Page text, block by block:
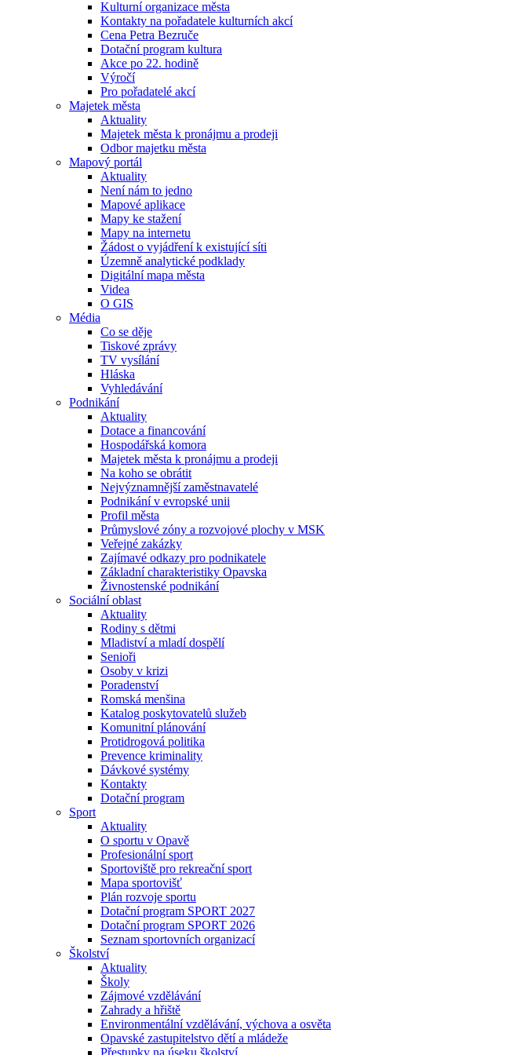
Kulturní organizace města
Kontakty na pořadatele kulturních akcí
Cena Petra Bezruče
Dotační program kultura
Akce po 22. hodině
Výročí
Pro pořadatelé akcí
Majetek města
Aktuality
Majetek města k pronájmu a prodeji
Odbor majetku města
Mapový portál
Aktuality
Není nám to jedno
Mapové aplikace
Mapy ke stažení
Mapy na internetu
Žádost o vyjádření k existující síti
Územně analytické podklady
Digitální mapa města
Videa
O GIS
Média
Co se děje
Tiskové zprávy
TV vysílání
Hláska
Vyhledávání
Podnikání
Aktuality
Dotace a financování
Hospodářská komora
Majetek města k pronájmu a prodeji
Na koho se obrátit
Nejvýznamnější zaměstnavatelé
Podnikání v evropské unii
Profil města
Průmyslové zóny a rozvojové plochy v MSK
Veřejné zakázky
Zajímavé odkazy pro podnikatele
Základní charakteristiky Opavska
Živnostenské podnikání
Sociální oblast
Aktuality
Rodiny s dětmi
Mladiství a mladí dospělí
Senioři
Osoby v krizi
Poradenství
Romská menšina
Katalog poskytovatelů služeb
Komunitní plánování
Protidrogová politika
Prevence kriminality
Dávkové systémy
Kontakty
Dotační program
Sport
Aktuality
O sportu v Opavě
Profesionální sport
Sportoviště pro rekreační sport
Mapa sportovišť
Plán rozvoje sportu
Dotační program SPORT 2027
Dotační program SPORT 2026
Seznam sportovních organizací
Školství
Aktuality
Školy
Zájmové vzdělávání
Zahrady a hřiště
Environmentální vzdělávání, výchova a osvěta
Opavské zastupitelstvo dětí a mládeže